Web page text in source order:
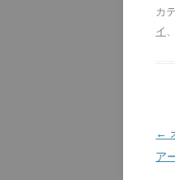
カ
イ
投
稿
←
ア